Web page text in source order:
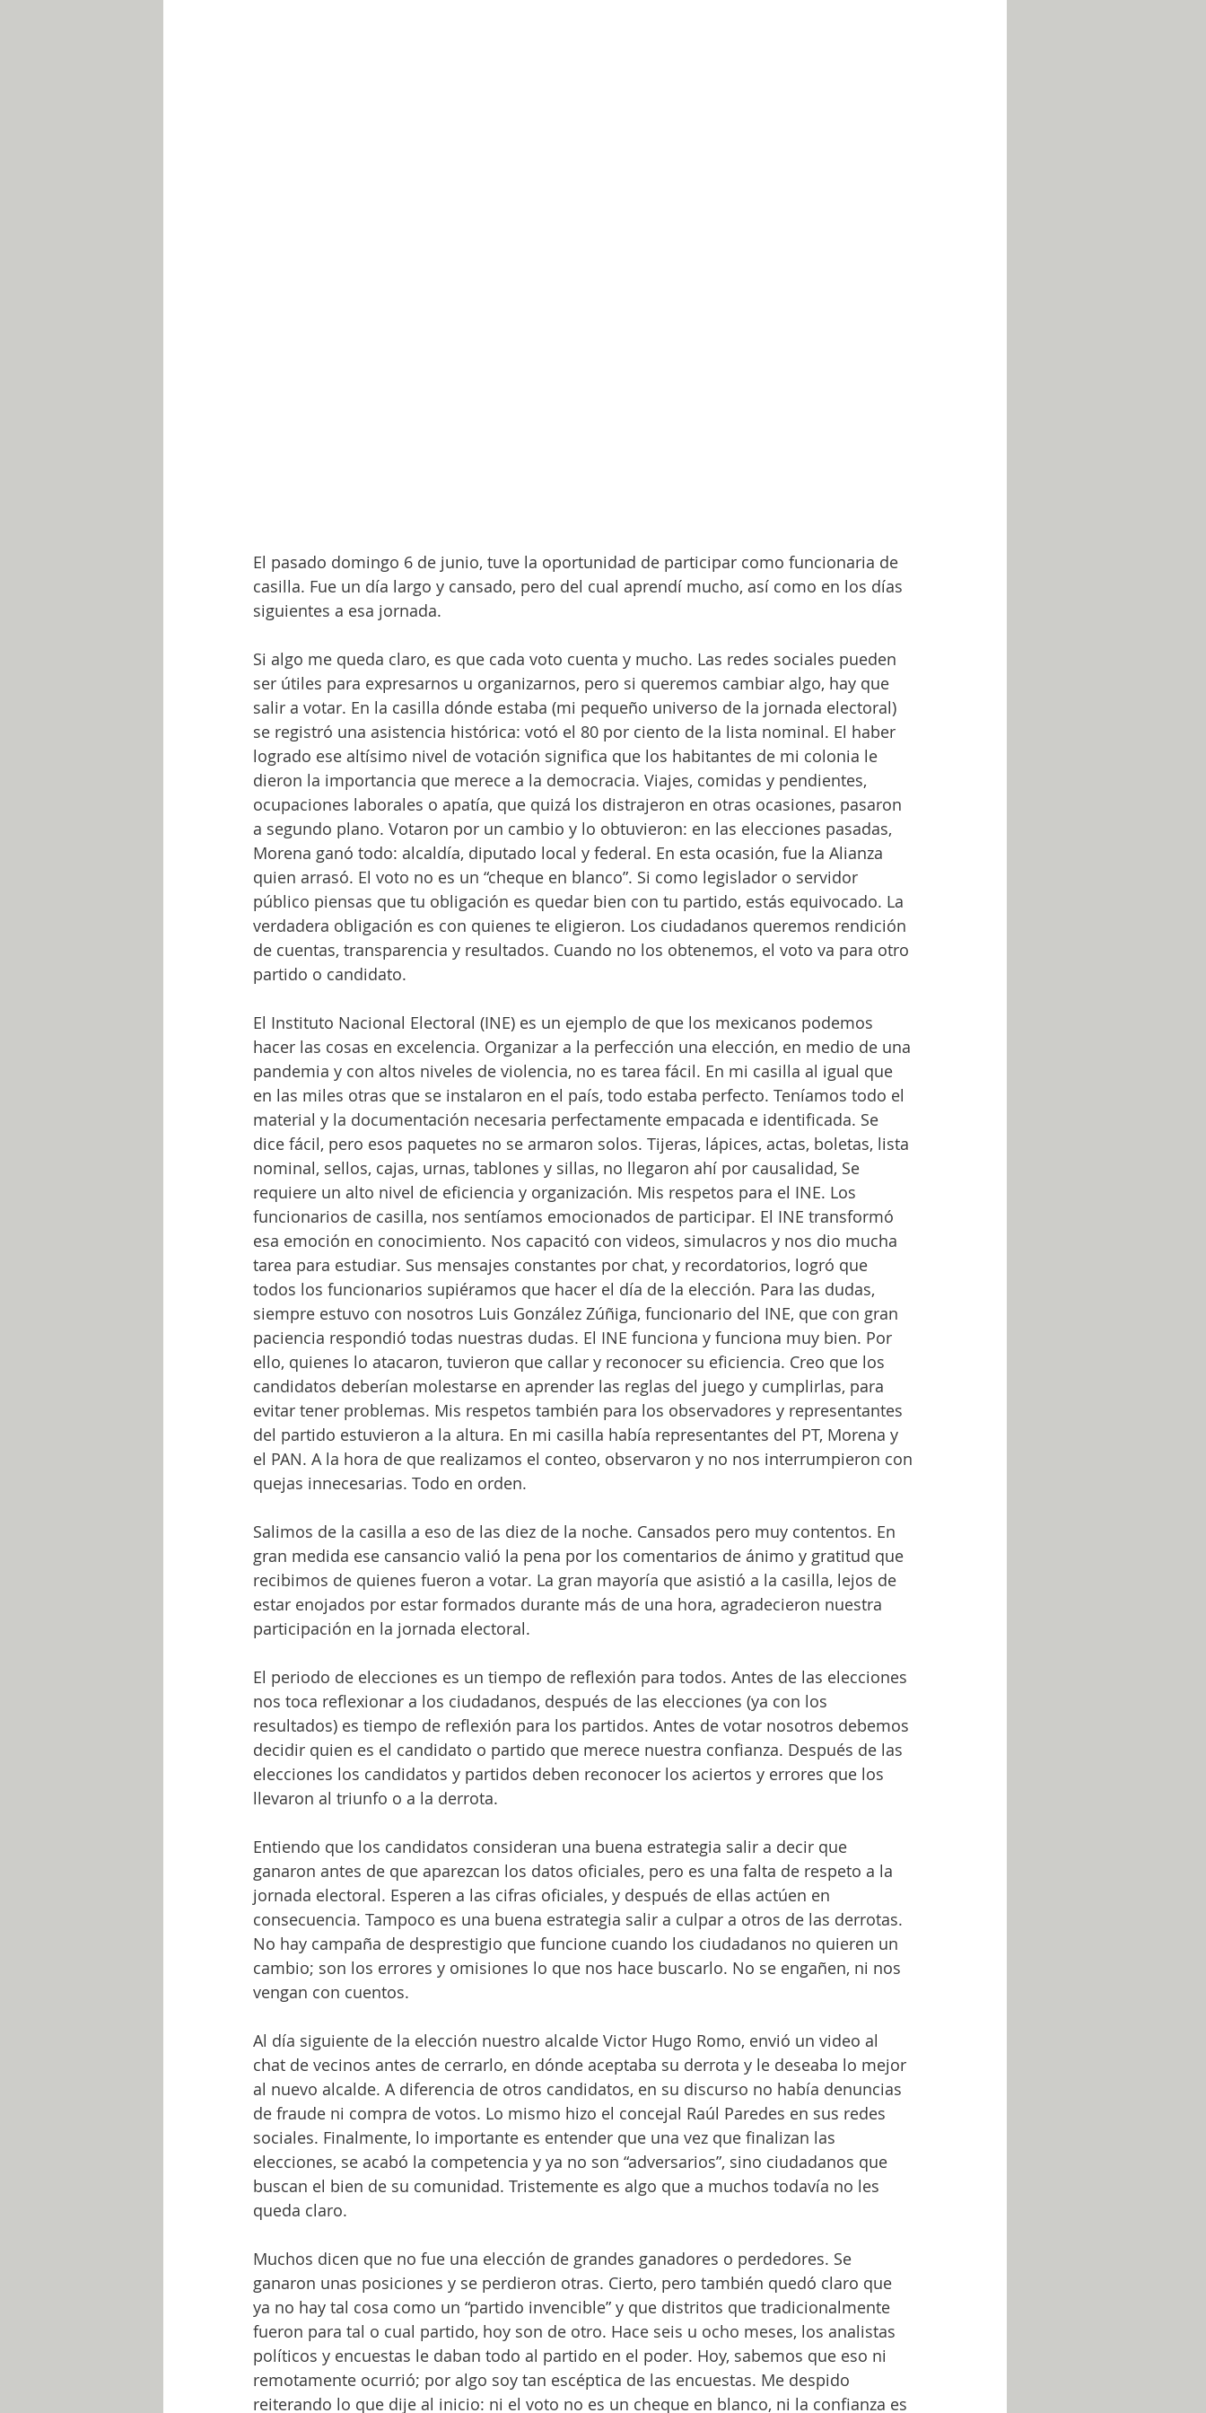
El pasado domingo 6 de junio, tuve la oportunidad de participar como funcionaria de
casilla. Fue un día largo y cansado, pero del cual aprendí mucho, así como en los días
siguientes a esa jornada.
Si algo me queda claro, es que cada voto cuenta y mucho. Las redes sociales pueden
ser útiles para expresarnos u organizarnos, pero si queremos cambiar algo, hay que
salir a votar. En la casilla dónde estaba (mi pequeño universo de la jornada electoral)
se registró una asistencia histórica: votó el 80 por ciento de la lista nominal. El haber
logrado ese altísimo nivel de votación significa que los habitantes de mi colonia le
dieron la importancia que merece a la democracia. Viajes, comidas y pendientes,
ocupaciones laborales o apatía, que quizá los distrajeron en otras ocasiones, pasaron
a segundo plano. Votaron por un cambio y lo obtuvieron: en las elecciones pasadas,
Morena ganó todo: alcaldía, diputado local y federal. En esta ocasión, fue la Alianza
quien arrasó. El voto no es un “cheque en blanco”. Si como legislador o servidor
público piensas que tu obligación es quedar bien con tu partido, estás equivocado. La
verdadera obligación es con quienes te eligieron. Los ciudadanos queremos rendición
de cuentas, transparencia y resultados. Cuando no los obtenemos, el voto va para otro
partido o candidato.
El Instituto Nacional Electoral (INE) es un ejemplo de que los mexicanos podemos
hacer las cosas en excelencia. Organizar a la perfección una elección, en medio de una
pandemia y con altos niveles de violencia, no es tarea fácil. En mi casilla al igual que
en las miles otras que se instalaron en el país, todo estaba perfecto. Teníamos todo el
material y la documentación necesaria perfectamente empacada e identificada. Se
dice fácil, pero esos paquetes no se armaron solos. Tijeras, lápices, actas, boletas, lista
nominal, sellos, cajas, urnas, tablones y sillas, no llegaron ahí por causalidad, Se
requiere un alto nivel de eficiencia y organización. Mis respetos para el INE. Los
funcionarios de casilla, nos sentíamos emocionados de participar. El INE transformó
esa emoción en conocimiento. Nos capacitó con videos, simulacros y nos dio mucha
tarea para estudiar. Sus mensajes constantes por chat, y recordatorios, logró que
todos los funcionarios supiéramos que hacer el día de la elección. Para las dudas,
siempre estuvo con nosotros Luis González Zúñiga, funcionario del INE, que con gran
paciencia respondió todas nuestras dudas. El INE funciona y funciona muy bien. Por
ello, quienes lo atacaron, tuvieron que callar y reconocer su eficiencia. Creo que los
candidatos deberían molestarse en aprender las reglas del juego y cumplirlas, para
evitar tener problemas. Mis respetos también para los observadores y representantes
del partido estuvieron a la altura. En mi casilla había representantes del PT, Morena y
el PAN. A la hora de que realizamos el conteo, observaron y no nos interrumpieron con
quejas innecesarias. Todo en orden.
Salimos de la casilla a eso de las diez de la noche. Cansados pero muy contentos. En
gran medida ese cansancio valió la pena por los comentarios de ánimo y gratitud que
recibimos de quienes fueron a votar. La gran mayoría que asistió a la casilla, lejos de
estar enojados por estar formados durante más de una hora, agradecieron nuestra
participación en la jornada electoral.
El periodo de elecciones es un tiempo de reflexión para todos. Antes de las elecciones
nos toca reflexionar a los ciudadanos, después de las elecciones (ya con los
resultados) es tiempo de reflexión para los partidos. Antes de votar nosotros debemos
decidir quien es el candidato o partido que merece nuestra confianza. Después de las
elecciones los candidatos y partidos deben reconocer los aciertos y errores que los
llevaron al triunfo o a la derrota.
Entiendo que los candidatos consideran una buena estrategia salir a decir que
ganaron antes de que aparezcan los datos oficiales, pero es una falta de respeto a la
jornada electoral. Esperen a las cifras oficiales, y después de ellas actúen en
consecuencia. Tampoco es una buena estrategia salir a culpar a otros de las derrotas.
No hay campaña de desprestigio que funcione cuando los ciudadanos no quieren un
cambio; son los errores y omisiones lo que nos hace buscarlo. No se engañen, ni nos
vengan con cuentos.
Al día siguiente de la elección nuestro alcalde Victor Hugo Romo, envió un video al
chat de vecinos antes de cerrarlo, en dónde aceptaba su derrota y le deseaba lo mejor
al nuevo alcalde. A diferencia de otros candidatos, en su discurso no había denuncias
de fraude ni compra de votos. Lo mismo hizo el concejal Raúl Paredes en sus redes
sociales. Finalmente, lo importante es entender que una vez que finalizan las
elecciones, se acabó la competencia y ya no son “adversarios”, sino ciudadanos que
buscan el bien de su comunidad. Tristemente es algo que a muchos todavía no les
queda claro.
Muchos dicen que no fue una elección de grandes ganadores o perdedores. Se
ganaron unas posiciones y se perdieron otras. Cierto, pero también quedó claro que
ya no hay tal cosa como un “partido invencible” y que distritos que tradicionalmente
fueron para tal o cual partido, hoy son de otro. Hace seis u ocho meses, los analistas
políticos y encuestas le daban todo al partido en el poder. Hoy, sabemos que eso ni
remotamente ocurrió; por algo soy tan escéptica de las encuestas. Me despido
reiterando lo que dije al inicio: ni el voto no es un cheque en blanco, ni la confianza es